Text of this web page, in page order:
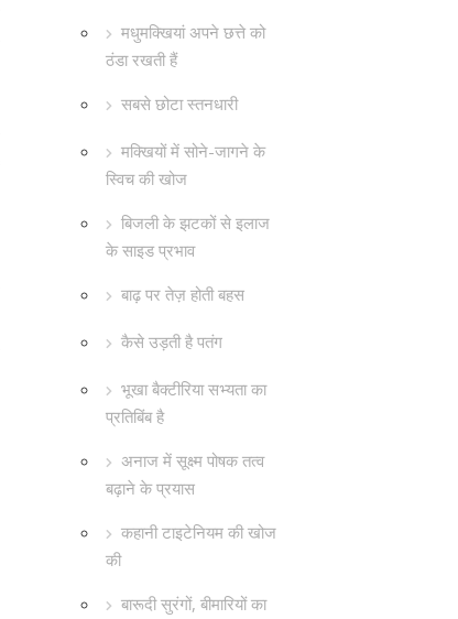
मधुमक्खियां अपने छत्ते को
ठंडा रखती हैं
सबसे छोटा स्तनधारी
मक्खियों में सोने-जागने के
स्विच की खोज
बिजली के झटकों से इलाज
के साइड प्रभाव
बाढ़ पर तेज़ होती बहस
कैसे उड़ती है पतंग
भूखा बैक्टीरिया सभ्यता का
प्रतिबिंब है
अनाज में सूक्ष्म पोषक तत्व
बढ़ाने के प्रयास
कहानी टाइटेनियम की खोज
की
बारूदी सुरंगों, बीमारियों का